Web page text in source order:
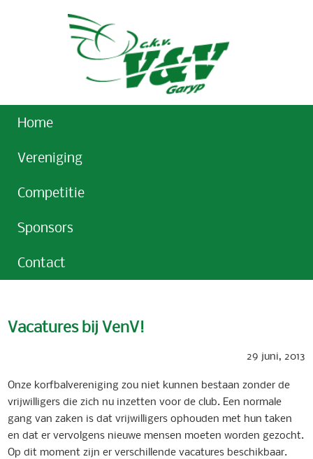
Home
Vereniging
Competitie
Sponsors
Contact
Vacatures bij VenV!
29 juni, 2013
Onze korfbalvereniging zou niet kunnen bestaan zonder de
vrijwilligers die zich nu inzetten voor de club. Een normale
gang van zaken is dat vrijwilligers ophouden met hun taken
en dat er vervolgens nieuwe mensen moeten worden gezocht.
Op dit moment zijn er verschillende vacatures beschikbaar.